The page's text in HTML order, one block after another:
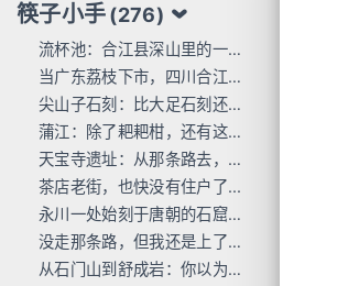
筷子小手(276)
流杯池：合江县深山里的一行东洋刻痕
当广东荔枝下市，四川合江的才刚红透
尖山子石刻：比大足石刻还早300年
蒲江：除了耙耙柑，还有这么多唐宋石刻
天宝寺遗址：从那条路去，过这座桥来
茶店老街，也快没有住户了...
永川一处始刻于唐朝的石窟，人不多 值得去
没走那条路，但我还是上了巴岳山
从石门山到舒成岩：你以为去过宝顶山就是全部的大足石刻了吗？